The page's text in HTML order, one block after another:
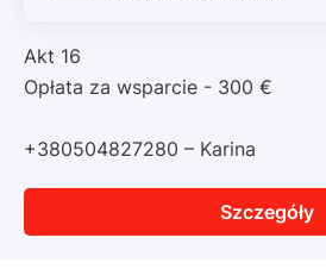
Akt 16
Opłata za wsparcie - 300 €
+380504827280 – Karina
Szczegóły